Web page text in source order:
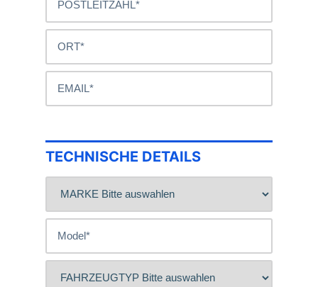
TECHNISCHE DETAILS